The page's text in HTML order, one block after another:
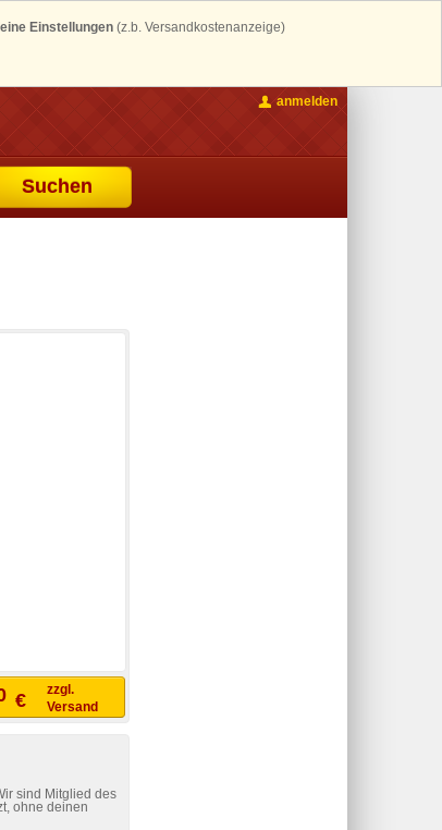
Einstellungen (z.b. Versandkostenanzeige)
Suchen
anmelden
€
zzgl.
Versand
sind Mitglied des
ohne deinen